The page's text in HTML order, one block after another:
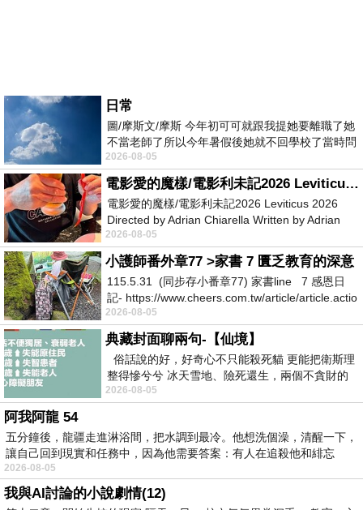
日常
圖/摩斯文/摩斯 今年初可可就跟我提她要離職了她
不當老師了所以今年暑假後她就不回學校了當時問
她不是很喜歡幼幼班的小朋友嗎捨得不
2026-08-05
電影愛的魔樣/電影利未記2026 Leviticus 2026
電影愛的魔樣/電影利未記2026 Leviticus 2026
Directed by Adrian Chiarella Written by Adrian
Chiarella Starring Joe Bird
2026-08-05
小護師番外章77 >家書 7 匱乏教育的深意
115.5.31 (同步存小番章77) 家書line 7 感恩日
記- https://www.cheers.com.tw/article/article.actio
2026-08-05
典藏封面聊兩句-【仙境】
俗話說的好，好奇心不只能殺死貓 更能把衛斯理
整得慘兮兮 冰天雪地、險死還生，兩個不貪財的
人尋什麼寶？ 人家追尋愛情還
2026-08-05
阿我阿龍 54
五分鐘後，龍疆走進淋浴間，把水調到最冷。他想洗個澡，清醒一下，
讓自己回到現實和任務中，因為他需要答案：有人在追殺他和緋忘
2026-08-05
我與AI討論的小說劇情(12)